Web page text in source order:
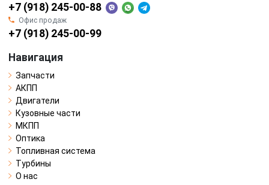
+7 (918) 245-00-88
Офис продаж
+7 (918) 245-00-99
Навигация
Запчасти
АКПП
Двигатели
Кузовные части
МКПП
Оптика
Топливная система
Турбины
О нас